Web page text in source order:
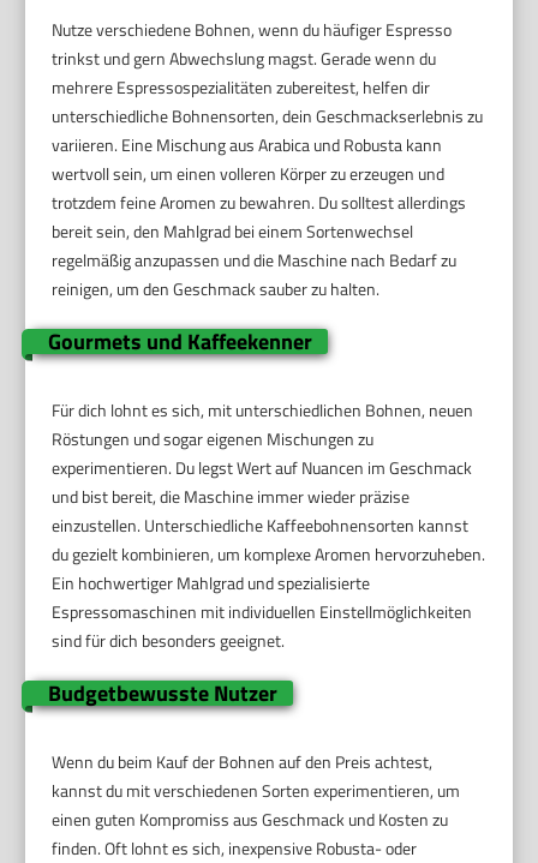
Nutze verschiedene Bohnen, wenn du häufiger Espresso
trinkst und gern Abwechslung magst. Gerade wenn du
mehrere Espressospezialitäten zubereitest, helfen dir
unterschiedliche Bohnensorten, dein Geschmackserlebnis zu
variieren. Eine Mischung aus Arabica und Robusta kann
wertvoll sein, um einen volleren Körper zu erzeugen und
trotzdem feine Aromen zu bewahren. Du solltest allerdings
bereit sein, den Mahlgrad bei einem Sortenwechsel
regelmäßig anzupassen und die Maschine nach Bedarf zu
reinigen, um den Geschmack sauber zu halten.
Gourmets und Kaffeekenner
Für dich lohnt es sich, mit unterschiedlichen Bohnen, neuen
Röstungen und sogar eigenen Mischungen zu
experimentieren. Du legst Wert auf Nuancen im Geschmack
und bist bereit, die Maschine immer wieder präzise
einzustellen. Unterschiedliche Kaffeebohnensorten kannst
du gezielt kombinieren, um komplexe Aromen hervorzuheben.
Ein hochwertiger Mahlgrad und spezialisierte
Espressomaschinen mit individuellen Einstellmöglichkeiten
sind für dich besonders geeignet.
Budgetbewusste Nutzer
Wenn du beim Kauf der Bohnen auf den Preis achtest,
kannst du mit verschiedenen Sorten experimentieren, um
einen guten Kompromiss aus Geschmack und Kosten zu
finden. Oft lohnt es sich, inexpensive Robusta- oder